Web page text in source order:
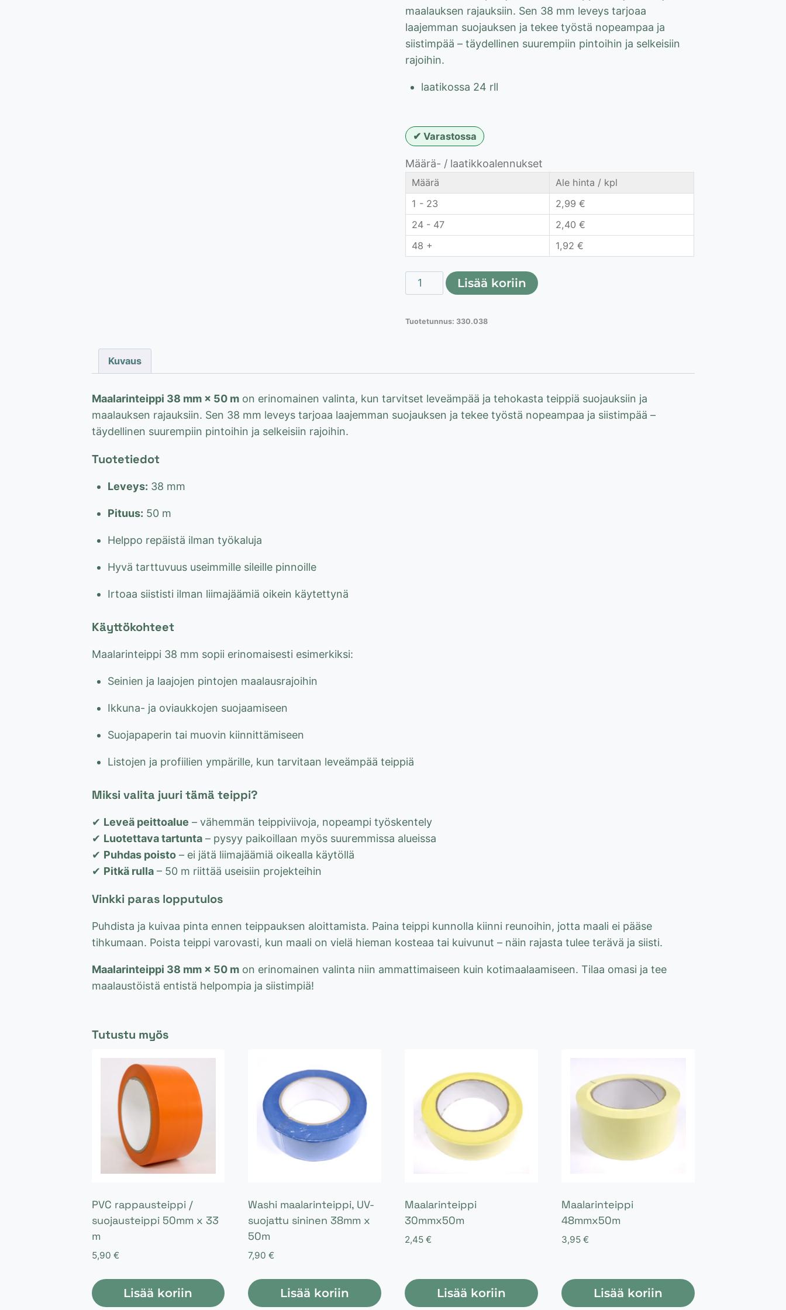
maalauksen rajauksiin. Sen 38 mm leveys tarjoaa
laajemman suojauksen ja tekee työstä nopeampaa ja
siistimpää – täydellinen suurempiin pintoihin ja selkeisiin
rajoihin.
laatikossa 24 rll
Varastossa
Määrä- / laatikkoalennukset
Määrä
Ale hinta / kpl
1 - 23
2,99 €
24 - 47
2,40 €
48 +
1,92 €
Maalarinteippi
38mmx50m
Lisää koriin
Tuotetunnus: 330.038
Kuvaus
Maalarinteippi 38 mm × 50 mon erinomainen valinta, kun tarvitset leveämpää ja tehokasta teippiä suojauksiin ja
maalauksen rajauksiin. Sen 38 mm leveys tarjoaa laajemman suojauksen ja tekee työstä nopeampaa ja siistimpää –
täydellinen suurempiin pintoihin ja selkeisiin rajoihin.
Tuotetiedot
Leveys: 38 mm
Pituus: 50 m
Helppo repäistä ilman työkaluja
Hyvä tarttuvuus useimmille sileille pinnoille
Irtoaa siististi ilman liimajäämiä oikein käytettynä
Käyttökohteet
Maalarinteippi 38 mm sopii erinomaisesti esimerkiksi:
Seinien ja laajojen pintojen maalausrajoihin
Ikkuna- ja oviaukkojen suojaamiseen
Suojapaperin tai muovin kiinnittämiseen
Listojen ja profiilien ympärille, kun tarvitaan leveämpää teippiä
Miksi valita juuri tämä teippi?
✔ Leveä peittoalue – vähemmän teippiviivoja, nopeampi työskentely
✔ Luotettava tartunta– pysyy paikoillaan myös suuremmissa alueissa
✔ Puhdas poisto– ei jätä liimajäämiä oikealla käytöllä
✔ Pitkä rulla– 50 m riittää useisiin projekteihin
Vinkki paras lopputulos
Puhdista ja kuivaa pinta ennen teippauksen aloittamista. Paina teippi kunnolla kiinni reunoihin, jotta maali ei pääse
tihkumaan. Poista teippi varovasti, kun maali on vielä hieman kosteaa tai kuivunut – näin rajasta tulee terävä ja siisti.
Maalarinteippi 38 mm × 50 mon erinomainen valinta niin ammattimaiseen kuin kotimaalaamiseen. Tilaa omasi ja tee
maalaustöistä entistä helpompia ja siistimpiä!
Tutustu myös
PVC rappausteippi /
suojausteippi 50mm x 33
m
5,90 €
Lisää koriin
Washi maalarinteippi, UV-
suojattu sininen 38mm x
50m
7,90€
Lisää koriin
Maalarinteippi
30mmx50m
2,45 €
Lisää koriin
Maalarinteippi
48mmx50m
3,95 €
Lisää koriin